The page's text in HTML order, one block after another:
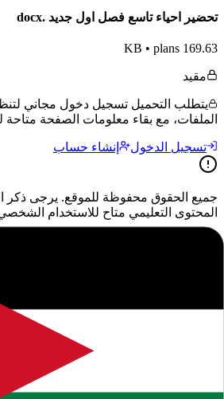
تحضير احياء تاسع فصل اول جديد .docx
169.63 KB
• plans
مقيد
يتطلب التحميل تسجيل دخول مجاني
الملفات، مع بقاء معلومات الصفحة متاحة
تسجيل الدخول إنشاء حساب
جميع الحقوق محفوظة للموقع. يرجى ذكر
المحتوى التعليمي متاح للاستخدام
يقدم لكم موقعنا هذا المحتوى المتميز
لمادة الاحياء الصف التاسع فصل اول
، وهو جزء من
نوفرها للطلاب والمعلمين للعام الدراسي
أهمية هذا الدرس